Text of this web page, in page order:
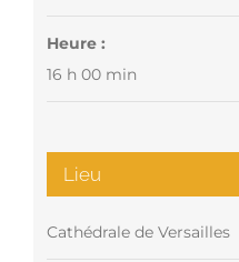
Heure :
16 h 00 min
Lieu
Cathédrale de Versailles